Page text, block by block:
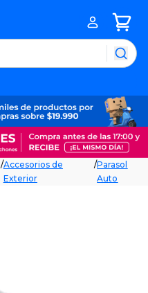
/Accesorios de
Exterior
/Parasol
Auto